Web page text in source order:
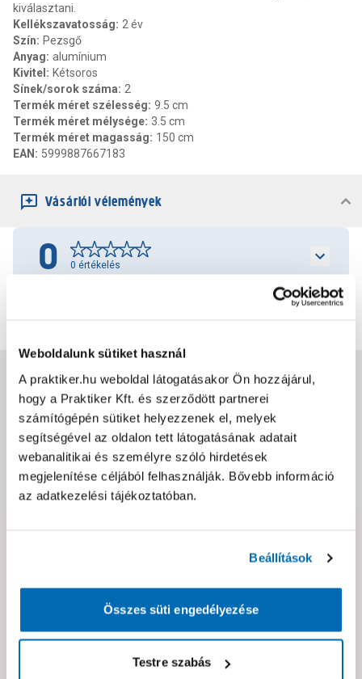
Weboldalunk sütiket használ
A praktiker.hu weboldal látogatásakor Ön hozzájárul,
hogy a Praktiker Kft. és szerződött partnerei
számítógépén sütiket helyezzenek el, melyek
segítségével az oldalon tett látogatásának adatait
webanalitikai és személyre szóló hirdetések
megjelenítése céljából felhasználják. Bővebb információ
az adatkezelési tájékoztatóban.
Beállítások
Összes süti engedélyezése
Testre szabás
kiválasztani.
Kellékszavatosság: 2 év
Szín: Pezsgő
Anyag: alumínium
Kivitel : Kétsoros
Sínek/sorok száma: 2
Termék méret szélesség: 9.5 cm
Termék méret mélysége: 3.5 cm
Termék méret magasság: 150 cm
EAN : 5999887667183
Vásárlói vélemények
0 0 értékelés
Jótállás, szavatosság
Csomagolási és súly információk
Dokumentumok, felelős személy
Neked ajánljuk!